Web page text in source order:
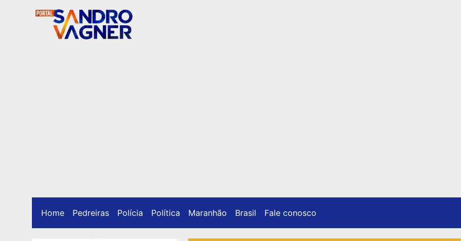
Home Pedreiras Polícia Política Maranhão Brasil Fale conosco